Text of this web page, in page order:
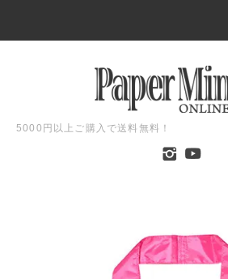
5000円以上ご購入で送料無料！